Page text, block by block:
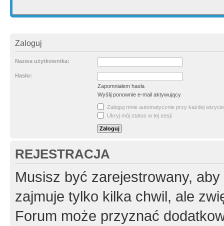
Zaloguj
Nazwa użytkownika:
Hasło:
Zapomniałem hasła
Wyślij ponownie e-mail aktywujący
Zaloguj mnie automatycznie przy każdej wizycie
Ukryj mój status w tej sesji
REJESTRACJA
Musisz być zarejestrowany,
zajmuje tylko kilka chwil, ale
Forum może przyznać